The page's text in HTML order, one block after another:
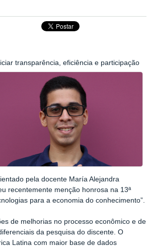
transparência, eficiência e participação
pela docente María Alejandra
recentemente menção honrosa na 13ª
para a economia do conhecimento”.
de melhorias no processo econômico e de
da pesquisa do discente. O
Latina com maior base de dados